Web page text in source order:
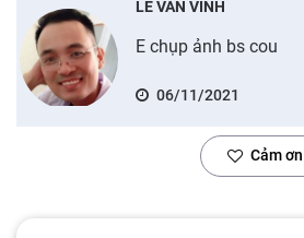
LÊ VĂN VINH
E chụp ảnh bs cou
06/11/2021
Cảm ơn